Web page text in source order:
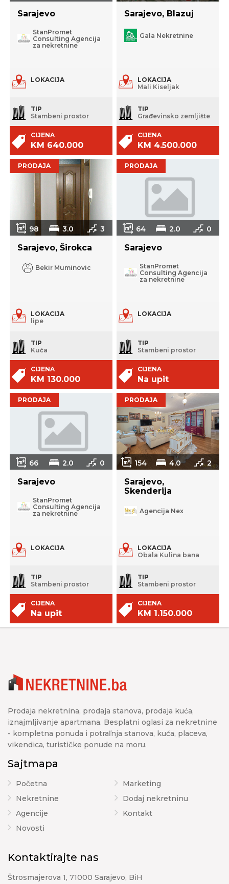
Sarajevo
StanPromet
Consulting Agencija
za nekretnine
LOKACIJA
TIP
Stambeni prostor
CIJENA
KM 640.000
25000
Sarajevo, Blazuj
Gala Nekretnine
LOKACIJA
Mali Kiseljak
TIP
Građevinsko zemljište
CIJENA
KM 4.500.000
PRODAJA
98 3.0 3
Sarajevo, Širokca
Bekir Muminovic
LOKACIJA
lipe
TIP
Kuća
CIJENA
KM 130.000
PRODAJA
64 2.0 0
Sarajevo
StanPromet
Consulting Agencija
za nekretnine
LOKACIJA
TIP
Stambeni prostor
CIJENA
Na upit
PRODAJA
66 2.0 0
Sarajevo
StanPromet
Consulting Agencija
za nekretnine
LOKACIJA
TIP
Stambeni prostor
CIJENA
Na upit
PRODAJA
154 4.0 2
Sarajevo,
Skenderija
Agencija Nex
LOKACIJA
Obala Kulina bana
TIP
Stambeni prostor
CIJENA
KM 1.150.000
Prodaja nekretnina, prodaja stanova, prodaja kuća,
iznajmljivanje apartmana. Besplatni oglasi za nekretnine
- kompletna ponuda i potraľnja stanova, kuća, placeva,
vikendica, turističke ponude na moru.
Sajtmapa
Početna
Nekretnine
Agencije
Novosti
Marketing
Dodaj nekretninu
Kontakt
Kontaktirajte nas
Štrosmajerova 1, 71000 Sarajevo, BiH